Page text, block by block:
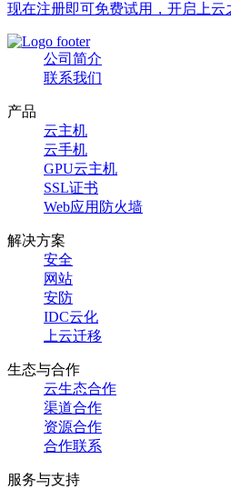
现在注册即可免费试用，开启上云
公司简介
联系我们
产品
云主机
云手机
GPU云主机
SSL证书
Web应用防火墙
解决方案
安全
网站
安防
IDC云化
上云迁移
生态与合作
云生态合作
渠道合作
资源合作
合作联系
服务与支持